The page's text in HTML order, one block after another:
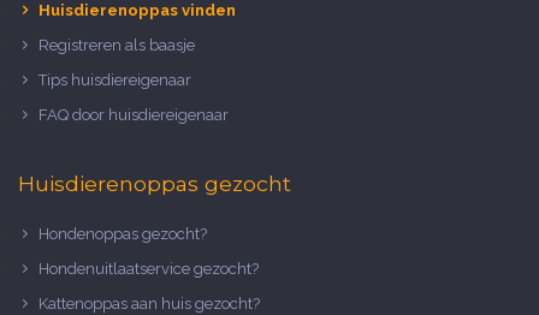
Huisdierenoppas vinden
Registreren als baasje
Tips huisdiereigenaar
FAQ door huisdiereigenaar
Huisdierenoppas gezocht
Hondenoppas gezocht?
Hondenuitlaatservice gezocht?
Kattenoppas aan huis gezocht?